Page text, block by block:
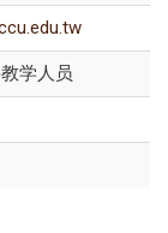
学人员